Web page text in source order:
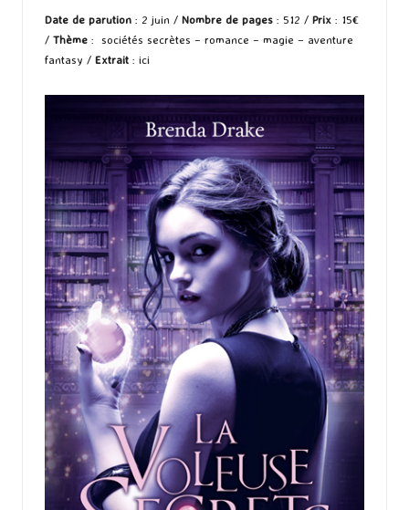
Date de parution : 2 juin / Nombre de pages : 512 / Prix : 15€
/ Thème : sociétés secrètes – romance – magie – aventure
fantasy / Extrait : ici